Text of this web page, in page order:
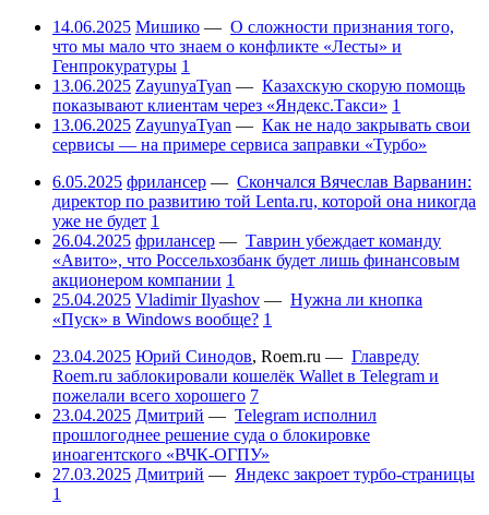
14.06.2025 Мишико — О сложности признания того,
что мы мало что знаем о конфликте «Лесты» и
Генпрокуратуры 1
13.06.2025 ZayunyaTyan — Казахскую скорую помощь
показывают клиентам через «Яндекс.Такси» 1
13.06.2025 ZayunyaTyan — Как не надо закрывать свои
сервисы — на примере сервиса заправки «Турбо»
6.05.2025 фрилансер — Скончался Вячеслав Варванин:
директор по развитию той Lenta.ru, которой она никогда
уже не будет 1
26.04.2025 фрилансер — Таврин убеждает команду
«Авито», что Россельхозбанк будет лишь финансовым
акционером компании 1
25.04.2025 Vladimir Ilyashov — Нужна ли кнопка
«Пуск» в Windows вообще? 1
23.04.2025 Юрий Синодов, Roem.ru — Главреду
Roem.ru заблокировали кошелёк Wallet в Telegram и
пожелали всего хорошего 7
23.04.2025 Дмитрий — Telegram исполнил
прошлогоднее решение суда о блокировке
иноагентского «ВЧК-ОГПУ»
27.03.2025 Дмитрий — Яндекс закроет турбо-страницы
1